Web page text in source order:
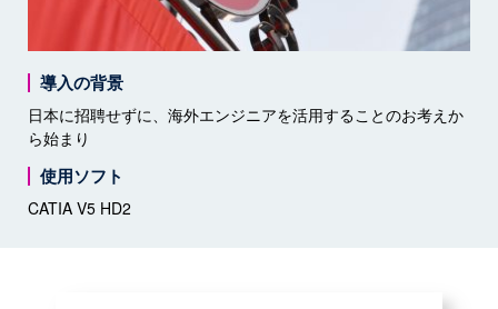
導入の背景
日本に招聘せずに、海外エンジニアを活用することのお考えか
ら始まり
使用ソフト
CATIA V5 HD2